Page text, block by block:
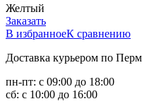
Желтый
Заказать
В избранноеК сравнению
Доставка курьером по
пн-пт: с 09:00 до 18:00
сб: с 10:00 до 16:00